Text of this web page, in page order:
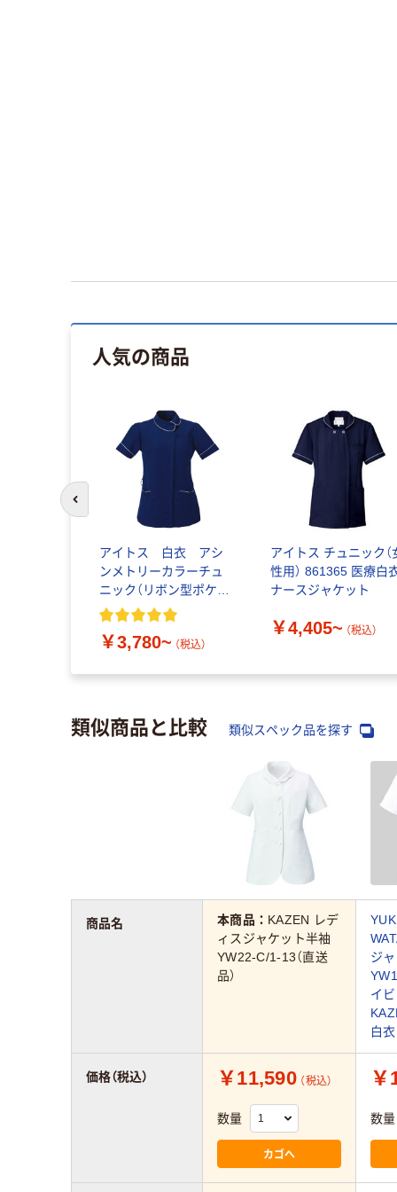
人気の商品
アイトス 白衣 アシ
ンメトリーカラーチュ
ニック（リボン型ポケッ
ト）
￥3,780~ （税込）
アイトス チュニック（
性用） 861365 医療白
ナースジャケット
￥4,405~ （税込）
前のスライドへ
類似商品と比較 類似スペック品を探す
本商品： KAZEN レデ
ィスジャケット半袖
YW22-C/1-13（直送
品）
ジ
イ
白衣
￥11,590 （税込）
数量
カゴへ
￥
数量
商品名
価格（税込）